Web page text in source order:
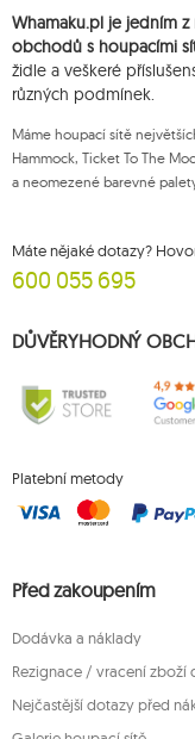
souhlasu v libovolném
které bylo provedeno na
účelem můžete
mailové adrese nebo
Whamaku.pl je jedním
obchodů s houpacími
židle a veškeré
různých podmínek.
Máme houpací sítě
Hammock, Ticket To The
a neomezené barevné
Máte nějaké dotazy?
600 055 695
DŮVĚRYHODNÝ
Platební metody
Před zakoupením
Dodávka a náklady
Rezignace / vracení zboží
Nejčastější dotazy před